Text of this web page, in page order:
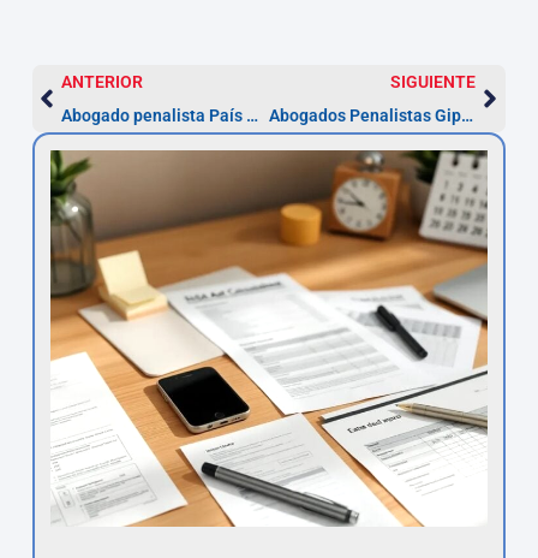
ANTERIOR
Abogado penalista País Vasco — defensa urgente en 72 horas
SIGUIENTE
Abogados Penalistas Gipuzkoa: defensa en 24‑72 h